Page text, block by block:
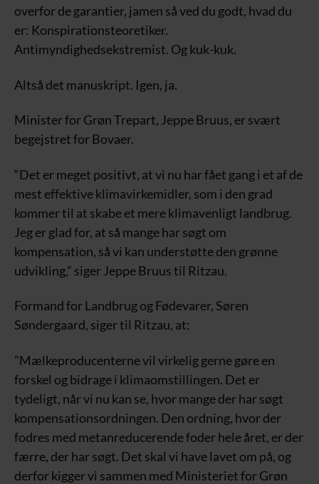
overfor de garantier, jamen så ved du godt, hvad du
er: Konspirationsteoretiker.
Antimyndighedsekstremist. Og kuk-kuk.
Altså det manuskript. Igen, ja.
Minister for Grøn Trepart, Jeppe Bruus, er svært
begejstret for Bovaer.
“Det er meget positivt, at vi nu har fået gang i et af de
mest effektive klimavirkemidler, som i den grad
kommer til at skabe et mere klimavenligt landbrug.
Jeg er glad for, at så mange har søgt om
kompensation, så vi kan understøtte den grønne
udvikling,” siger Jeppe Bruus til Ritzau.
Formand for Landbrug og Fødevarer, Søren
Søndergaard, siger til Ritzau, at:
”Mælkeproducenterne vil virkelig gerne gøre en
forskel og bidrage i klimaomstillingen. Det er
tydeligt, når vi nu kan se, hvor mange der har søgt
kompensationsordningen. Den ordning, hvor der
fodres med metanreducerende foder hele året, er der
færre, der har søgt. Det skal vi have lavet om på, og
derfor kigger vi sammen med Ministeriet for Grøn